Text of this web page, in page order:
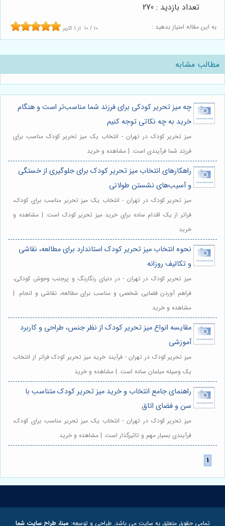
به این مقاله امتیاز بدهید : 10 / 10 از 1 کاربر
تعداد بازدید : 270
مطالب مشابه
چه میز تحریر کودکی برای فرزند شما مناسب‌تر است و هنگام
خرید به چه نکاتی توجه کنیم
میز تحریر کودک در تهران - انتخاب یک میز تحریر کودک مناسب برای
فرزند شما فرآیندی است. | مشاهده و خرید
راهکارهای انتخاب میز تحریر کودک برای جلوگیری از خستگی
و آسیب‌های نشستن طولانی
میز تحریر کودک در تهران - انتخاب یک میز تحریر مناسب برای کودک،
فراتر از یک اقدام ساده برای خرید میز تحریر کودک است. | مشاهده و
خرید
نحوه انتخاب میز تحریر کودک استاندارد برای مطالعه، نقاشی
و تکالیف روزانه
میز تحریر کودک در تهران - در دنیای رنگارنگ و پرجنب وجوش کودکی،
فراهم آوردن فضایی شخصی و مناسب برای مطالعه، نقاشی و انجام. |
مشاهده و خرید
مقایسه انواع میز تحریر کودک از نظر جنس، طراحی و کاربرد
آموزشی
میز تحریر کودک در تهران - فرآیند خرید میز تحریر کودک فراتر از انتخاب
یک وسیله مبلمان ساده است. | مشاهده و خرید
راهنمای جامع انتخاب و خرید میز تحریر کودک متناسب با
سن و فضای اتاق
میز تحریر کودک در تهران - انتخاب یک میز تحریر مناسب برای کودک،
فرآیندی بسیار مهم و تاثیرگذار است. | مشاهده و خرید
تمامی حقوق متعلق به سایت می باشد. طراحی و توسعه: مبنا، طراح سایت شما